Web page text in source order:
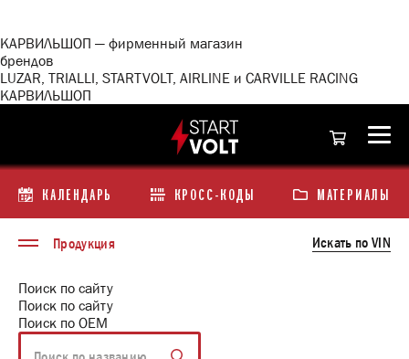
version="1.0"
encoding="utf-
8"?
>
КАРВИЛЬШОП — фирменный магазин
брендов
LUZAR, TRIALLI, STARTVOLT, AIRLINE и CARVILLE RACING
КАРВИЛЬШОП
КАЛЕНДАРЬ КРОСС-КОДЫ МАТЕРИАЛЫ
Продукция
Поиск по сайту
Поиск по сайту
Поиск по ОЕМ
Искать по VIN